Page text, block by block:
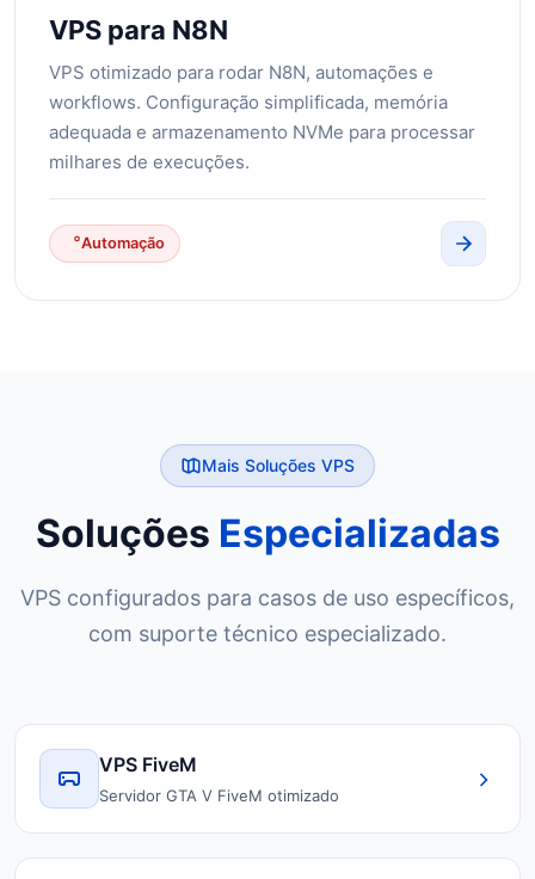
VPS para N8N
VPS otimizado para rodar N8N, automações e
workflows. Configuração simplificada, memória
adequada e armazenamento NVMe para processar
milhares de execuções.
Automação
Mais Soluções VPS
Soluções Especializadas
VPS configurados para casos de uso específicos,
com suporte técnico especializado.
VPS FiveM
Servidor GTA V FiveM otimizado